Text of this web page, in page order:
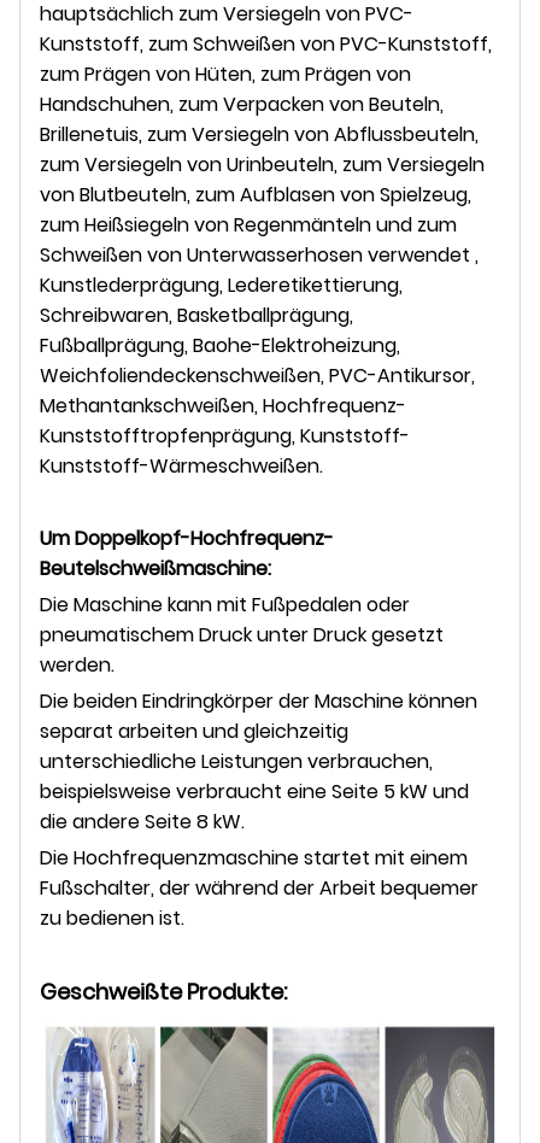
hauptsächlich zum Versiegeln von PVC-
Kunststoff, zum Schweißen von PVC-Kunststoff,
zum Prägen von Hüten, zum Prägen von
Handschuhen, zum Verpacken von Beuteln,
Brillenetuis, zum Versiegeln von Abflussbeuteln,
zum Versiegeln von Urinbeuteln, zum Versiegeln
von Blutbeuteln, zum Aufblasen von Spielzeug,
zum Heißsiegeln von Regenmänteln und zum
Schweißen von Unterwasserhosen verwendet ,
Kunstlederprägung, Lederetikettierung,
Schreibwaren, Basketballprägung,
Fußballprägung, Baohe-Elektroheizung,
Weichfoliendeckenschweißen, PVC-Antikursor,
Methantankschweißen, Hochfrequenz-
Kunststofftropfenprägung, Kunststoff-
Kunststoff-Wärmeschweißen.
UmDoppelkopf-Hochfrequenz-
Beutelschweißmaschine:
Die Maschine kann mit Fußpedalen oder
pneumatischem Druck unter Druck gesetzt
werden.
Die beiden Eindringkörper der Maschine können
separat arbeiten und gleichzeitig
unterschiedliche Leistungen verbrauchen,
beispielsweise verbraucht eine Seite 5 kW und
die andere Seite 8 kW.
Die Hochfrequenzmaschine startet mit einem
Fußschalter, der während der Arbeit bequemer
zu bedienen ist.
Geschweißte Produkte: